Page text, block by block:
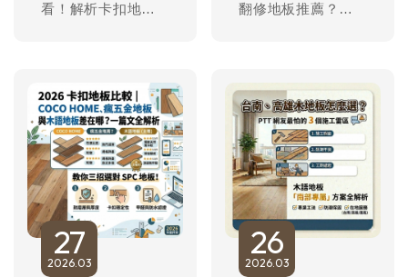
看！解析卡扣地板
板為何因石粉比例
過高導致熱脹冷縮
脆化。木語
AMBER 愛寶仕高
彈性科技地板，台
灣製造引進德國技
術，穩定比例終結
斷榫災情，讓您選
得安心。
翻修地板推薦？解
石粉比例過高易脆
化。木語引進德國
技術，提供台灣製
造 AMBER 愛寶仕
高彈性科技地板，
實測日曬不斷裂、
高靜音且環境友
好。立即了解 5 種
地況平整度測量標
準，避開裝修雷
27
03
2026
26
03
2026